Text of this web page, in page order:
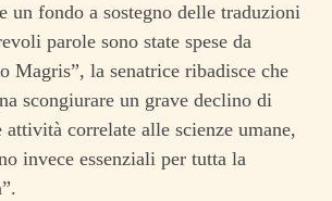
un fondo a sostegno delle traduzioni
parole sono state spese da
Magris”, la senatrice ribadisce che
scongiurare un grave declino di
attività correlate alle scienze umane,
invece essenziali per tutta la